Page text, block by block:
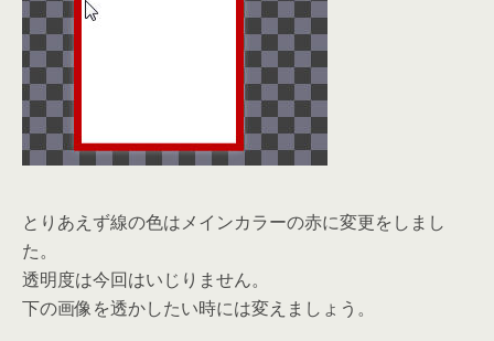
とりあえず線の色はメインカラーの赤に変更をしまし
た。
透明度は今回はいじりません。
下の画像を透かしたい時には変えましょう。